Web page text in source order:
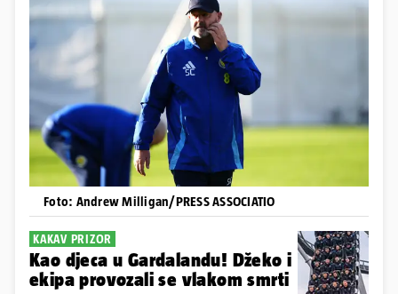
Foto: Andrew Milligan/PRESS ASSOCIATIO
KAKAV PRIZOR
Kao djeca u Gardalandu! Džeko i
ekipa provozali se vlakom smrti